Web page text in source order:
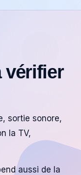
vérifier
sortie sonore,
la TV,
aussi de la